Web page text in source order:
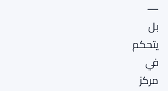
—
بل
يتحكم
في
مركز